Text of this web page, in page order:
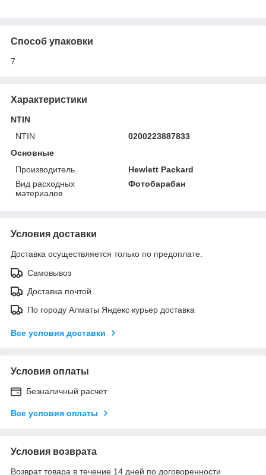
Способ упаковки
7
Характеристики
NTIN
NTIN
0200223887833
Основные
Производитель
Hewlett Packard
Вид расходных
материалов
Фотобарабан
Условия доставки
Доставка осуществляется только по предоплате.
Самовывоз
Доставка почтой
По городу Алматы Яндекс курьер доставка
Все условия доставки
Условия оплаты
Безналичный расчет
Все условия оплаты
Условия возврата
Возврат товара в течение 14 дней по договоренности